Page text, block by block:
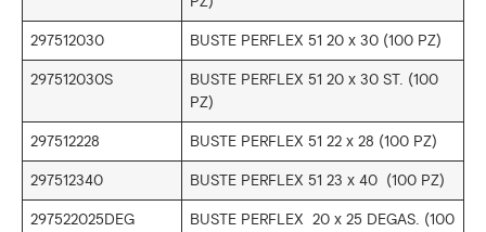
297512030 BUSTE PERFLEX 51 20 x 30 (100 PZ)
297512030S
BUSTE PERFLEX 51 20 x 30 ST. (100
PZ)
297512228 BUSTE PERFLEX 51 22 x 28 (100 PZ)
297512340 BUSTE PERFLEX 51 23 x 40 (100 PZ)
297522025DEG
BUSTE PERFLEX 20 x 25 DEGAS. (100